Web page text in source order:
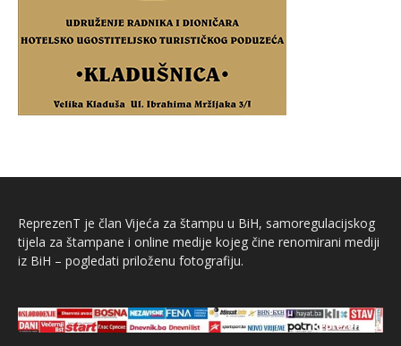
ReprezenT je član Vijeća za štampu u BiH, samoregulacijskog
tijela za štampane i online medije kojeg čine renomirani mediji
iz BiH – pogledati priloženu fotografiju.